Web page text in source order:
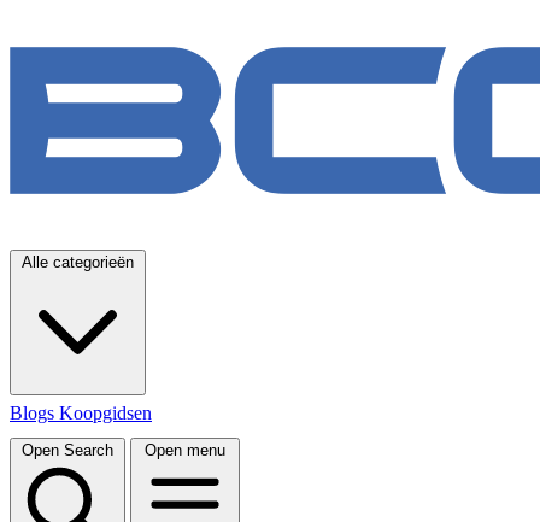
Alle categorieën
Blogs Koopgidsen
Open Search Open menu